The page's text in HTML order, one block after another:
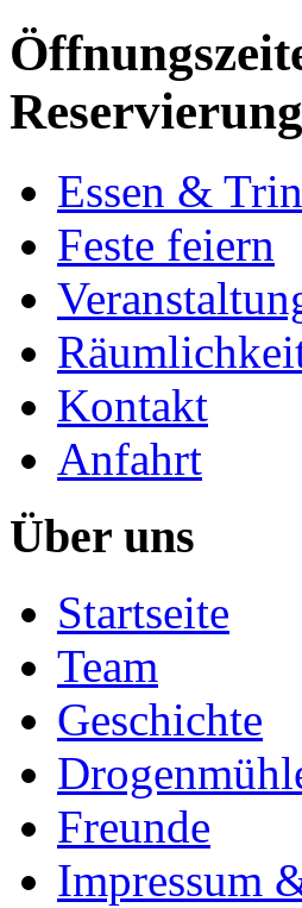
Essen &
Feste feiern
Kontakt
Anfahrt
Über uns
Startseite
Team
Geschichte
Freunde
Impressum